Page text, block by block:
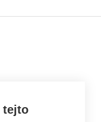
tejto